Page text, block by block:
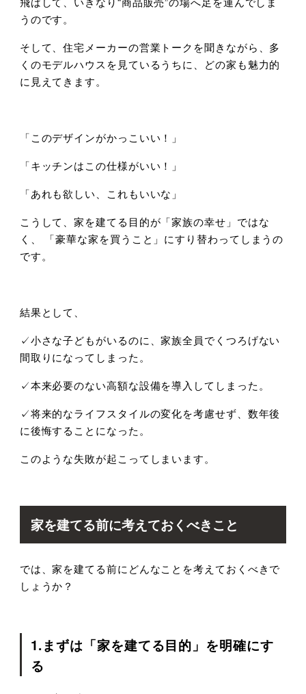
うのです。
そして、住宅メーカーの営業トークを聞きながら、多
くのモデルハウスを見ているうちに、どの家も魅力的
に見えてきます。
「このデザインがかっこいい！」
「キッチンはこの仕様がいい！」
「あれも欲しい、これもいいな」
こうして、家を建てる目的が「家族の幸せ」ではな
く、 「豪華な家を買うこと」にすり替わってしまうの
です。
結果として、
✓小さな子どもがいるのに、家族全員でくつろげない
間取りになってしまった。
✓本来必要のない高額な設備を導入してしまった。
✓将来的なライフスタイルの変化を考慮せず、数年後
に後悔することになった。
このような失敗が起こってしまいます。
家を建てる前に考えておくべきこと
では、家を建てる前にどんなことを考えておくべきで
しょうか？
1.まずは「家を建てる目的」を明確にす
る